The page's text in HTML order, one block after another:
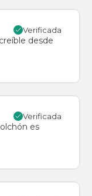
Verificada
desde
Verificada
es